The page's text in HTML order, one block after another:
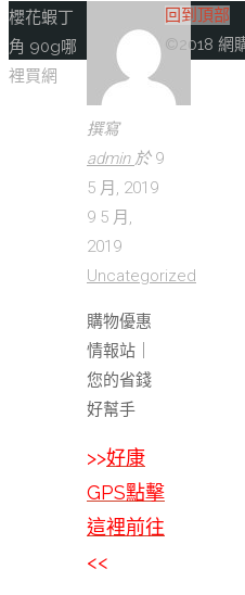
櫻花蝦丁
角 90g哪
裡買網
撰寫
admin 於 9
5 月, 2019
9 5 月,
2019
Uncategorized
購物優惠
情報站｜
您的省錢
好幫手
>>好康
GPS點擊
這裡前往
<<
回到頂部
©2018 網